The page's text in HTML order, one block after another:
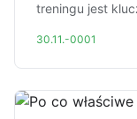
treningu jest
30.11.-0001